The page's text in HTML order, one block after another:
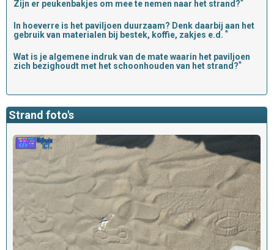
Zijn er peukenbakjes om mee te nemen naar het strand?
In hoeverre is het paviljoen duurzaam? Denk daarbij aan het
gebruik van materialen bij bestek, koffie, zakjes e.d. *
Wat is je algemene indruk van de mate waarin het paviljoen
zich bezighoudt met het schoonhouden van het strand?*
Strand foto's